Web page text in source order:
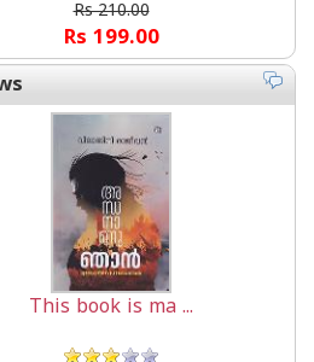
Rs 210.00
Rs 199.00
This book is ma ...